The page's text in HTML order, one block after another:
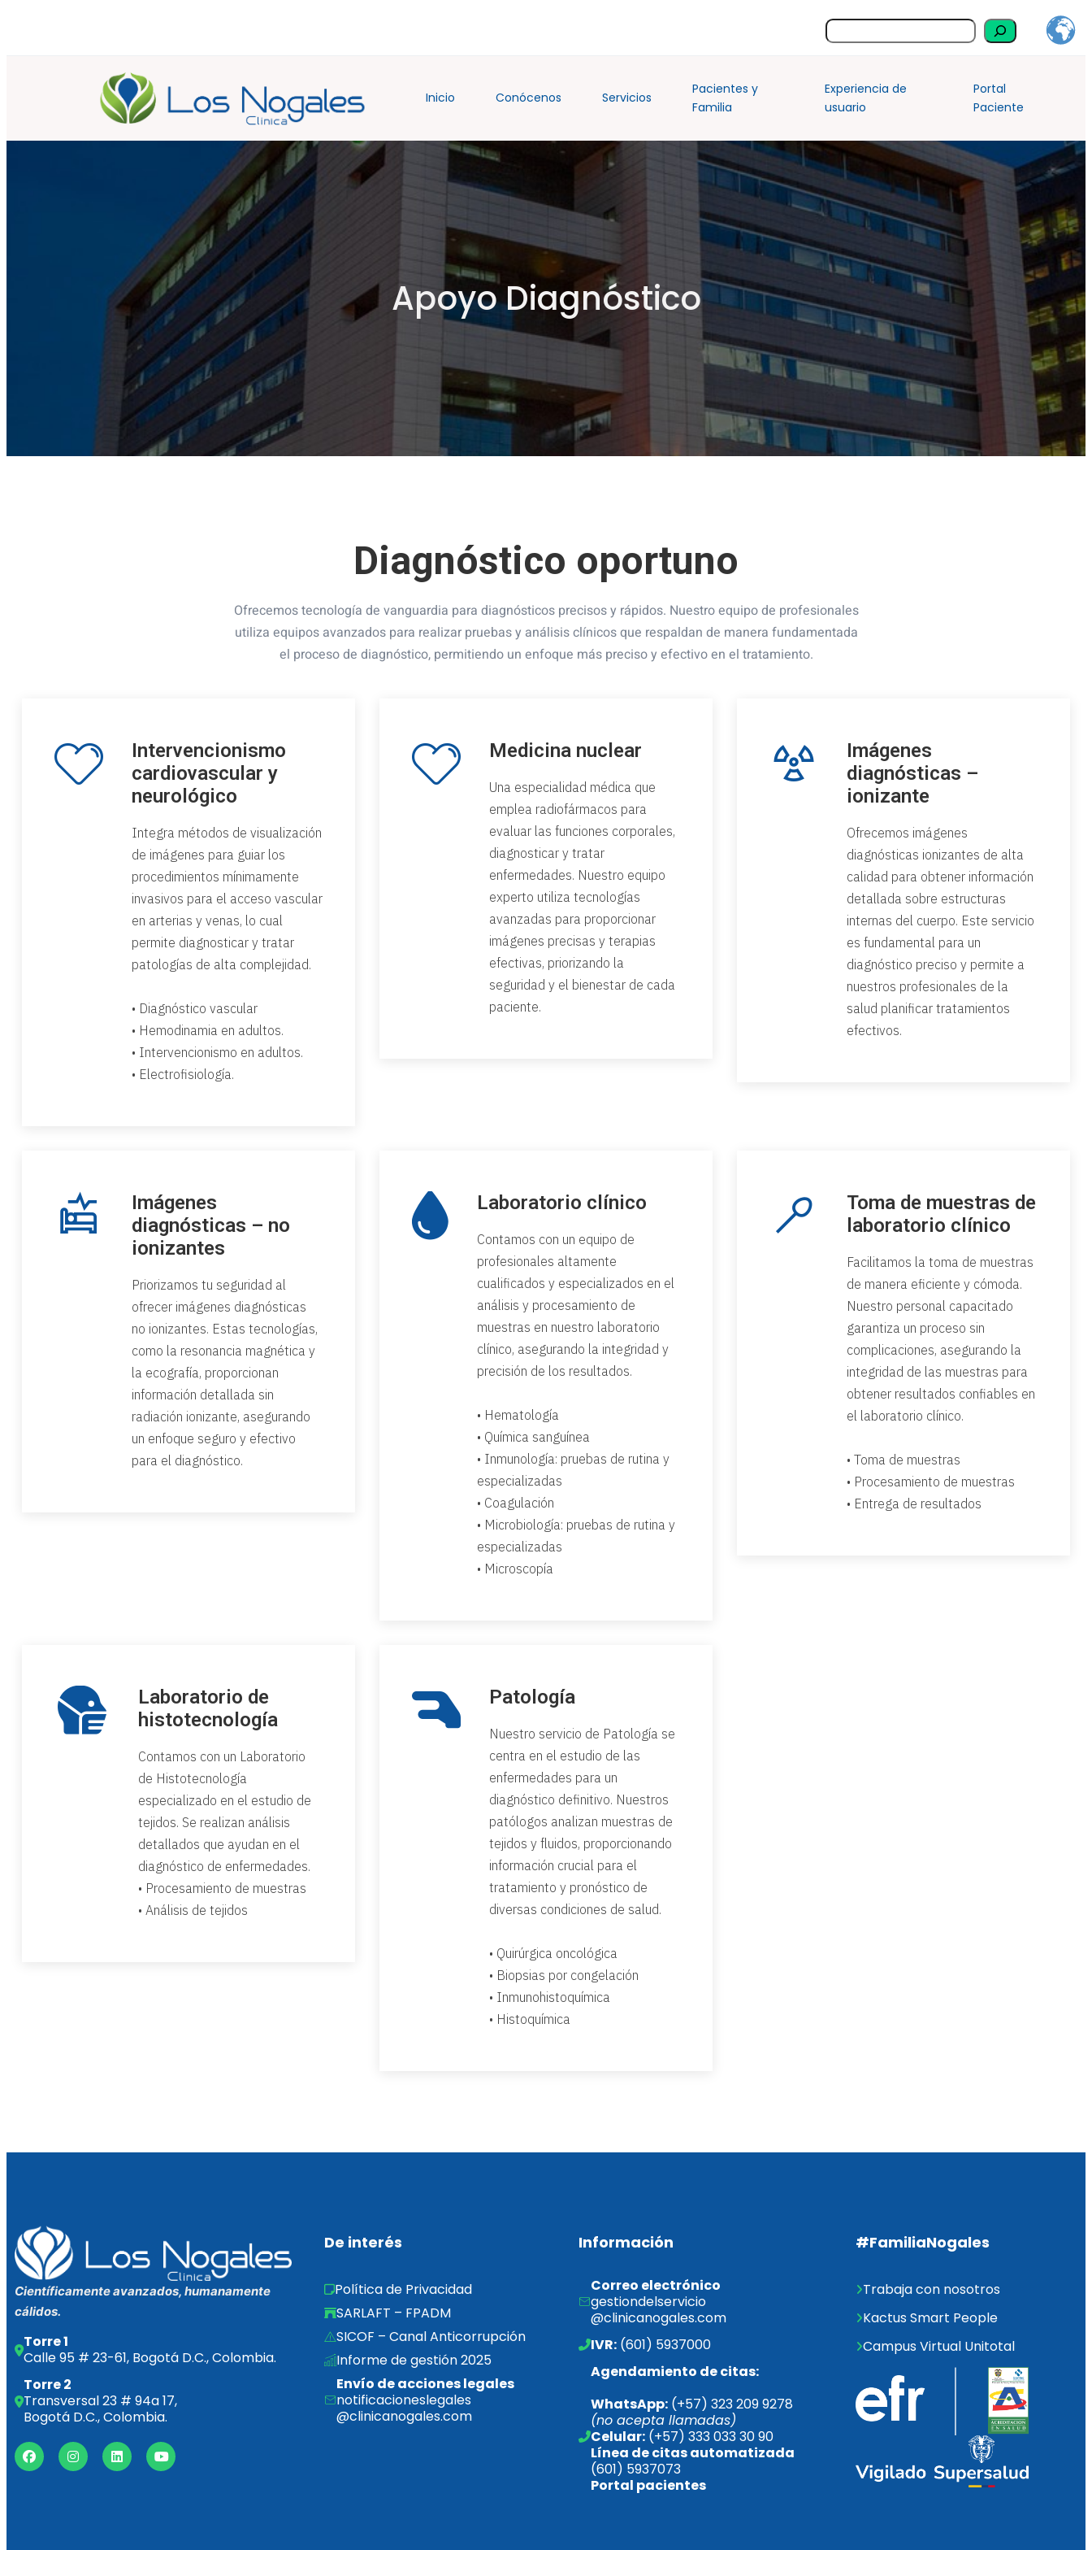
Buscar
Inicio Conócenos Servicios
Pacientes y
Familia
Experiencia de
usuario
Portal
Paciente
Apoyo Diagnóstico
Diagnóstico oportuno
Ofrecemos tecnología de vanguardia para diagnósticos precisos y rápidos. Nuestro equipo de profesionales
utiliza equipos avanzados para realizar pruebas y análisis clínicos que respaldan de manera fundamentada
el proceso de diagnóstico, permitiendo un enfoque más preciso y efectivo en el tratamiento.
Intervencionismo
cardiovascular y
neurológico
Integra métodos de visualización
de imágenes para guiar los
procedimientos mínimamente
invasivos para el acceso vascular
en arterias y venas, lo cual
permite diagnosticar y tratar
patologías de alta complejidad.
• Diagnóstico vascular
• Hemodinamia en adultos.
• Intervencionismo en adultos.
• Electrofisiología.
Medicina nuclear
Una especialidad médica que
emplea radiofármacos para
evaluar las funciones corporales,
diagnosticar y tratar
enfermedades. Nuestro equipo
experto utiliza tecnologías
avanzadas para proporcionar
imágenes precisas y terapias
efectivas, priorizando la
seguridad y el bienestar de cada
paciente.
Imágenes
diagnósticas –
ionizante
Ofrecemos imágenes
diagnósticas ionizantes de alta
calidad para obtener información
detallada sobre estructuras
internas del cuerpo. Este servicio
es fundamental para un
diagnóstico preciso y permite a
nuestros profesionales de la
salud planificar tratamientos
efectivos.
Imágenes
diagnósticas – no
ionizantes
Priorizamos tu seguridad al
ofrecer imágenes diagnósticas
no ionizantes. Estas tecnologías,
como la resonancia magnética y
la ecografía, proporcionan
información detallada sin
radiación ionizante, asegurando
un enfoque seguro y efectivo
para el diagnóstico.
Laboratorio clínico
Contamos con un equipo de
profesionales altamente
cualificados y especializados en el
análisis y procesamiento de
muestras en nuestro laboratorio
clínico, asegurando la integridad y
precisión de los resultados.
• Hematología
• Química sanguínea
• Inmunología: pruebas de rutina y
especializadas
• Coagulación
• Microbiología: pruebas de rutina y
especializadas
• Microscopía
Toma de muestras de
laboratorio clínico
Facilitamos la toma de muestras
de manera eficiente y cómoda.
Nuestro personal capacitado
garantiza un proceso sin
complicaciones, asegurando la
integridad de las muestras para
obtener resultados confiables en
el laboratorio clínico.
• Toma de muestras
• Procesamiento de muestras
• Entrega de resultados
Laboratorio de
histotecnología
Contamos con un Laboratorio
de Histotecnología
especializado en el estudio de
tejidos. Se realizan análisis
detallados que ayudan en el
diagnóstico de enfermedades.
• Procesamiento de muestras
• Análisis de tejidos
Patología
Nuestro servicio de Patología se
centra en el estudio de las
enfermedades para un
diagnóstico definitivo. Nuestros
patólogos analizan muestras de
tejidos y fluidos, proporcionando
información crucial para el
tratamiento y pronóstico de
diversas condiciones de salud.
• Quirúrgica oncológica
• Biopsias por congelación
• Inmunohistoquímica
• Histoquímica
Científicamente avanzados, humanamente
cálidos.
Torre 1
Calle 95 # 23-61, Bogotá D.C., Colombia.
Torre 2
Transversal 23 # 94a 17,
Bogotá D.C., Colombia.
De interés
Política de Privacidad
SARLAFT – FPADM
SICOF – Canal Anticorrupción
Informe de gestión 2025
Envío de acciones legales
notificacioneslegales
@clinicanogales.com
Información
Correo electrónico
gestiondelservicio
@clinicanogales.com
IVR: (601) 5937000
Agendamiento de citas:
WhatsApp: (+57) 323 209 9278
(no acepta llamadas)
Celular: (+57) 333 033 30 90
Línea de citas
(601) 5937073
Portal pacientes
#FamiliaNogales
Trabaja con nosotros
Kactus Smart People
Campus Virtual Unitotal